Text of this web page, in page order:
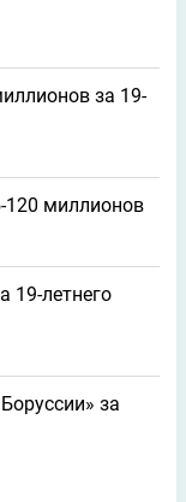
за 19-
120 миллионов
19-летнего
за